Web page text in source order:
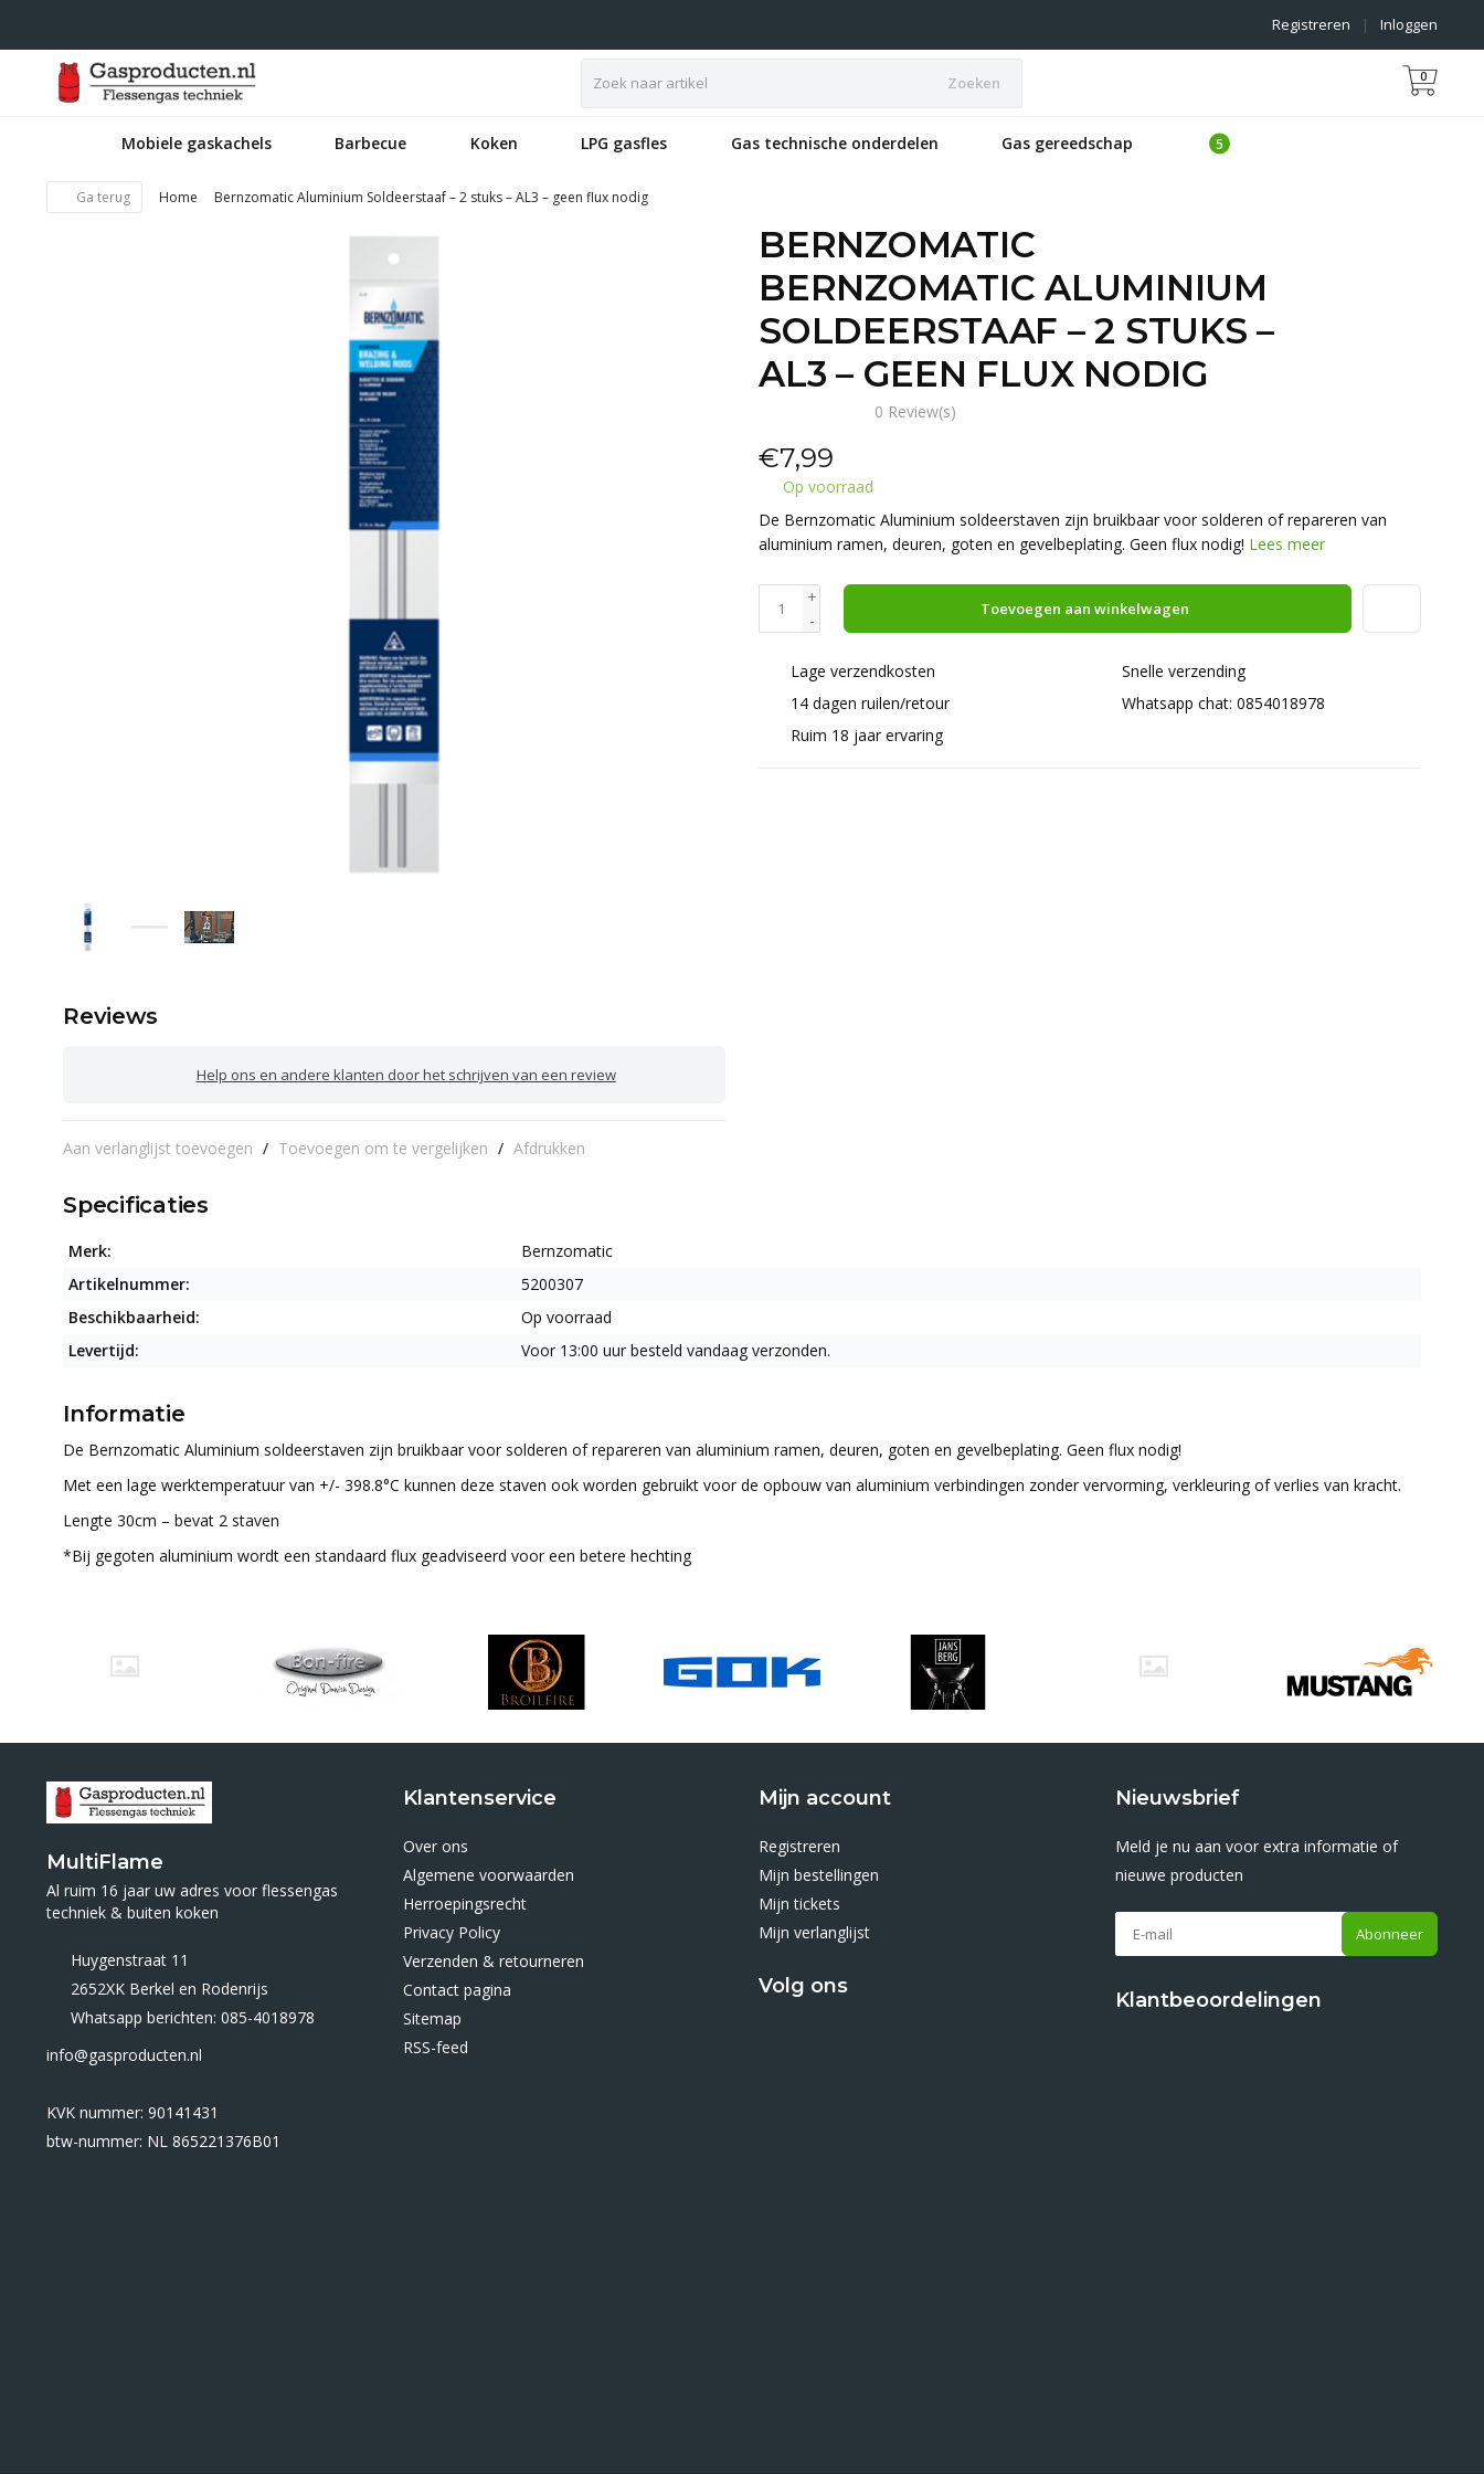
Inloggen
|
Registreren
Zoeken 0
Mobiele gaskachels Barbecue Koken LPG gasfles Gas technische onderdelen Gas gereedschap
Ga terug Home Bernzomatic Aluminium Soldeerstaaf – 2 stuks – AL3 – geen flux nodig
Reviews
Help ons en andere klanten door het schrijven van een review
Aan verlanglijst toevoegen / Toevoegen om te vergelijken / Afdrukken
BERNZOMATIC
BERNZOMATIC ALUMINIUM
SOLDEERSTAAF – 2 STUKS –
AL3 – GEEN FLUX NODIG
0 Review(s)
€7,99
Op voorraad
De Bernzomatic Aluminium soldeerstaven zijn bruikbaar voor solderen of repareren van
aluminium ramen, deuren, goten en gevelbeplating. Geen flux nodig! Lees meer
+
-
Toevoegen aan winkelwagen
Lage verzendkosten
Snelle verzending
14 dagen ruilen/retour
Whatsapp chat: 0854018978
Ruim 18 jaar ervaring
Specificaties
Merk:
Bernzomatic
Artikelnummer:
5200307
Beschikbaarheid:
Op voorraad
Levertijd:
Voor 13:00 uur besteld vandaag verzonden.
Informatie
De Bernzomatic Aluminium soldeerstaven zijn bruikbaar voor solderen of repareren van aluminium ramen, deuren, goten en gevelbeplating. Geen flux nodig!
Met een lage werktemperatuur van +/- 398.8°C kunnen deze staven ook worden gebruikt voor de opbouw van aluminium verbindingen zonder vervorming, verkleuring of verlies van kracht.
Lengte 30cm – bevat 2 staven
*Bij gegoten aluminium wordt een standaard flux geadviseerd voor een betere hechting
MultiFlame
Al ruim 16 jaar uw adres voor flessengas
techniek & buiten koken
Huygenstraat 11
2652XK Berkel en Rodenrijs
Whatsapp berichten: 085-4018978
info@gasproducten.nl
KVK nummer: 90141431
btw-nummer: NL 865221376B01
Klantenservice
Over ons
Algemene voorwaarden
Herroepingsrecht
Privacy Policy
Verzenden & retourneren
Contact pagina
Sitemap
RSS-feed
Mijn account
Registreren
Mijn bestellingen
Mijn tickets
Mijn verlanglijst
Volg ons
Nieuwsbrief
Meld je nu aan voor extra informatie of
nieuwe producten
Abonneer
Klantbeoordelingen